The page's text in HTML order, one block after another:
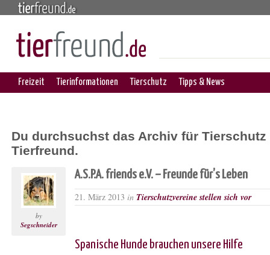
Freizeit Tierinformationen Tierschutz Tipps & News
Du durchsuchst das Archiv für Tierschutz
Tierfreund.
by
Segschneider
A.S.P.A. friends e.V. – Freunde für’s Leben
21. März 2013 in Tierschutzvereine stellen sich vor
Spanische Hunde brauchen unsere Hilfe